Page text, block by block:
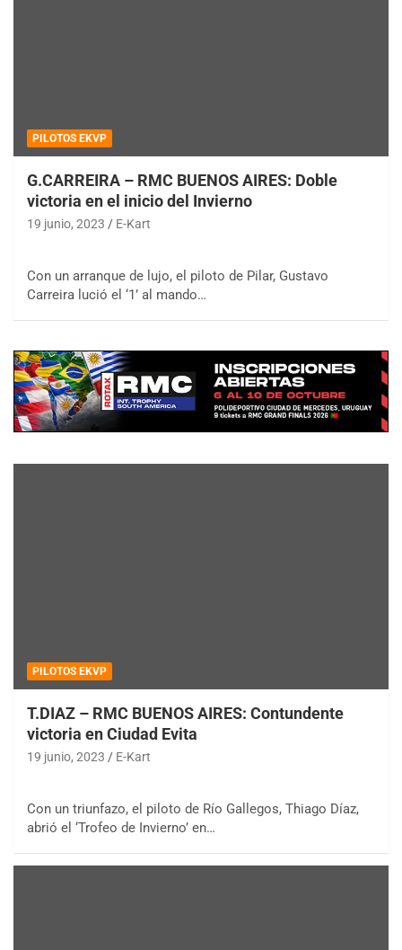
PILOTOS EKVP
G.CARREIRA – RMC BUENOS AIRES: Doble
victoria en el inicio del Invierno
19 junio, 2023 E-Kart
Con un arranque de lujo, el piloto de Pilar, Gustavo
Carreira lució el ‘1’ al mando…
PILOTOS EKVP
T.DIAZ – RMC BUENOS AIRES: Contundente
victoria en Ciudad Evita
19 junio, 2023 E-Kart
Con un triunfazo, el piloto de Río Gallegos, Thiago Díaz,
abrió el ‘Trofeo de Invierno’ en…